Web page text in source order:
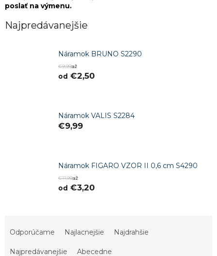
poslať na výmenu.
Najpredávanejšie
Náramok BRUNO S2290
€9,99až
od €2,50
Náramok VALIS S2284
€9,99
Náramok FIGARO VZOR II 0,6 cm S4290
€11,99až
od €3,20
Odporúčame Najlacnejšie Najdrahšie
Najpredávanejšie Abecedne